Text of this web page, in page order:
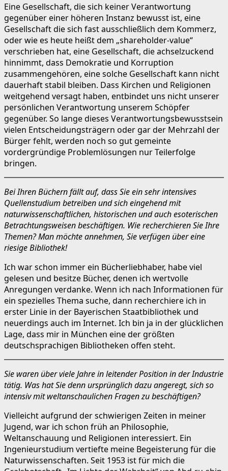
Eine Gesellschaft, die sich keiner Verantwortung
gegenüber einer höheren Instanz bewusst ist, eine
Gesellschaft die sich fast ausschließlich dem Kommerz,
oder wie es heute heißt dem „shareholder-value“
verschrieben hat, eine Gesellschaft, die achselzuckend
hinnimmt, dass Demokratie und Korruption
zusammengehören, eine solche Gesellschaft kann nicht
dauerhaft stabil bleiben. Dass Kirchen und Religionen
weitgehend versagt haben, entbindet uns nicht unserer
persönlichen Verantwortung unserem Schöpfer
gegenüber. So lange dieses Verantwortungsbewusstsein
vielen Entscheidungsträgern oder gar der Mehrzahl der
Bürger fehlt, werden noch so gut gemeinte
vordergründige Problemlösungen nur Teilerfolge
bringen.
Bei Ihren Büchern fällt auf, dass Sie ein sehr intensives
Quellenstudium betreiben und sich eingehend mit
naturwissenschaftlichen, historischen und auch esoterischen
Betrachtungsweisen beschäftigen. Wie recherchieren Sie Ihre
Themen? Man möchte annehmen, Sie verfügen über eine
riesige Bibliothek!
Ich war schon immer ein Bücherliebhaber, habe viel
gelesen und besitze Bücher, denen ich wertvolle
Anregungen verdanke. Wenn ich nach Informationen für
ein spezielles Thema suche, dann recherchiere ich in
erster Linie in der Bayerischen Staatbibliothek und
neuerdings auch im Internet. Ich bin ja in der glücklichen
Lage, dass mir in München eine der größten
deutschsprachigen Bibliotheken offen steht.
Sie waren über viele Jahre in leitender Position in der Industrie
tätig. Was hat Sie denn ursprünglich dazu angeregt, sich so
intensiv mit weltanschaulichen Fragen zu beschäftigen?
Vielleicht aufgrund der schwierigen Zeiten in meiner
Jugend, war ich schon früh an Philosophie,
Weltanschauung und Religionen interessiert. Ein
Ingenieurstudium vertiefte meine Begeisterung für die
Naturwissenschaften. Seit 1953 ist für mich die